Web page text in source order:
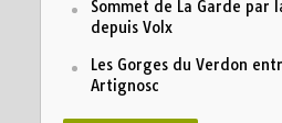
Sommet de La Garde par
depuis Volx
Les Gorges du Verdon
Artignosc